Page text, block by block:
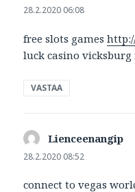
28.2.2020 06:08
free slots games
luck casino vicksburg
VASTAA
Lienceenangip
28.2.2020 08:52
connect to vegas